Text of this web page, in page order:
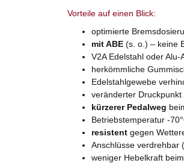
Vorteile auf einen Blick:
optimierte
mit ABE (s. o.) – keine
V2A Edelstahl oder
herkömmliche
Edelstahlgewebe
veränderter
kürzerer Pedalweg
Betriebstemperatur -
resistent gegen
Anschlüsse verdrehbar
weniger Hebelkraft